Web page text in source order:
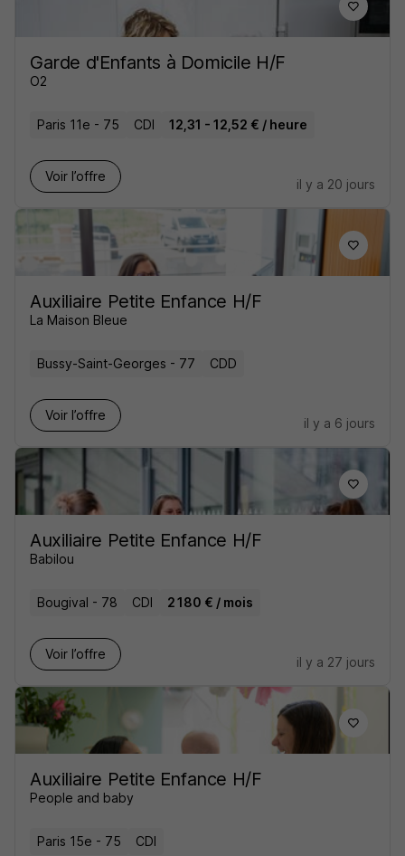
Garde d'Enfants à Domicile H/F
O2
Paris 11e - 75 CDI 12,31 - 12,52 € / heure
Voir l’offre
il y a 20 jours
Auxiliaire Petite Enfance H/F
La Maison Bleue
Bussy-Saint-Georges - 77 CDD
Voir l’offre
il y a 6 jours
Auxiliaire Petite Enfance H/F
Babilou
Bougival - 78 CDI 2 180 € / mois
Voir l’offre
il y a 27 jours
Auxiliaire Petite Enfance H/F
People and baby
Paris 15e - 75 CDI